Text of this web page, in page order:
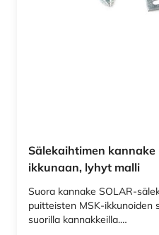
Sälekaihtimen kannake
ikkunaan, lyhyt malli
Suora kannake SOLAR-
puitteisten MSK-ikkunoiden
suorilla kannakkeilla.…